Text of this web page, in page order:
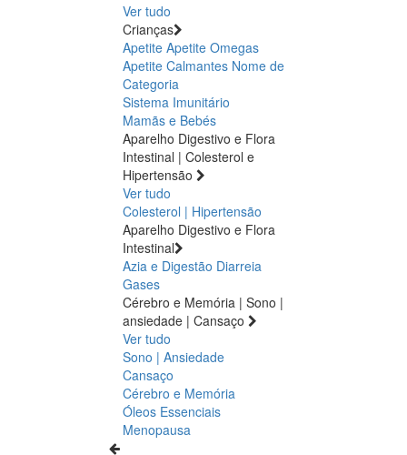
Ver tudo
Crianças
Apetite Apetite Omegas
Apetite Calmantes Nome de
Categoria
Sistema Imunitário
Mamãs e Bebés
Aparelho Digestivo e Flora
Intestinal | Colesterol e
Hipertensão
Ver tudo
Colesterol | Hipertensão
Aparelho Digestivo e Flora
Intestinal
Azia e Digestão Diarreia
Gases
Cérebro e Memória | Sono |
ansiedade | Cansaço
Ver tudo
Sono | Ansiedade
Cansaço
Cérebro e Memória
Óleos Essenciais
Menopausa